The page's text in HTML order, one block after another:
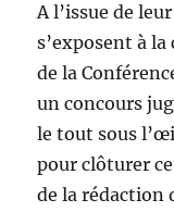
A l’issue de
s’exposent à
de la
un concours
le tout sous
pour clôturer
de la rédaction